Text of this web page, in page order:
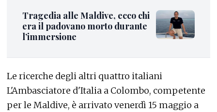
Tragedia alle Maldive, ecco chi
era il padovano morto durante
l’immersione
Le ricerche degli altri quattro italiani
L'Ambasciatore d'Italia a Colombo, competente
per le Maldive, è arrivato venerdì 15 maggio a